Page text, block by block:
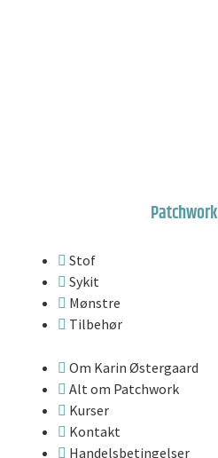
Stof
Sykit
Mønstre
Tilbehør
Om Karin Østergaard
Alt om Patchwork
Kurser
Kontakt
Handelsbetingelser